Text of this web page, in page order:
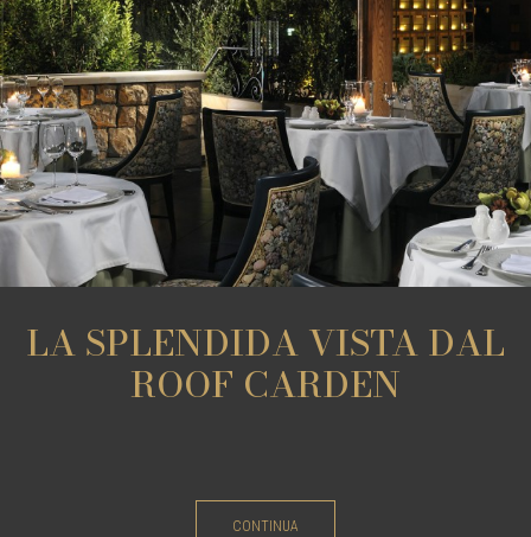
LA SPLENDIDA VISTA DAL
ROOF CARDEN
CONTINUA